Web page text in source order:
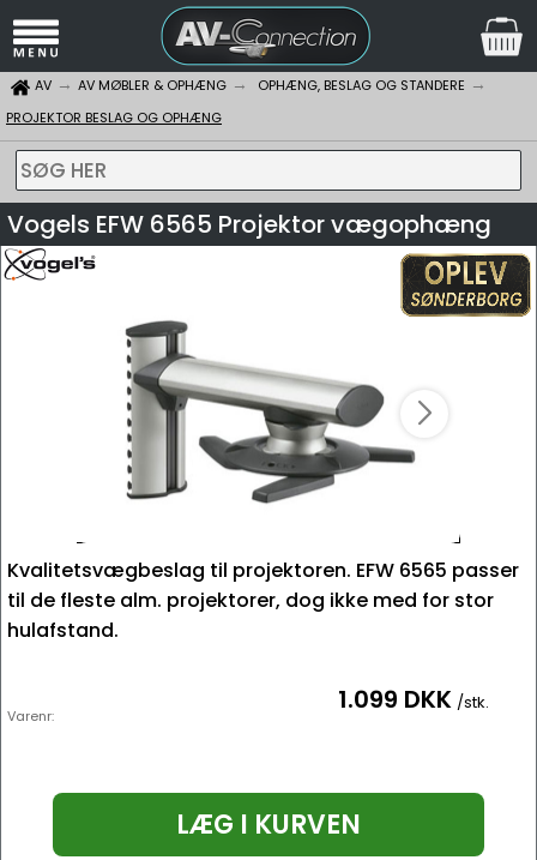
AV AV MØBLER & OPHÆNG
OPHÆNG, BESLAG OG STANDERE
PROJEKTOR BESLAG OG OPHÆNG
SØG HER
Vogels EFW 6565 Projektor vægophæng
Kvalitetsvægbeslag til projektoren. EFW 6565 passer
til de fleste alm. projektorer, dog ikke med for stor
hulafstand.
Varenr: 1.099 DKK /stk.
LÆG I KURVEN